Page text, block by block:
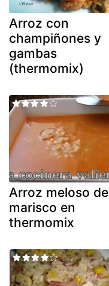
Arroz con
champiñones y
gambas
(thermomix)
Arroz meloso de
marisco en
thermomix